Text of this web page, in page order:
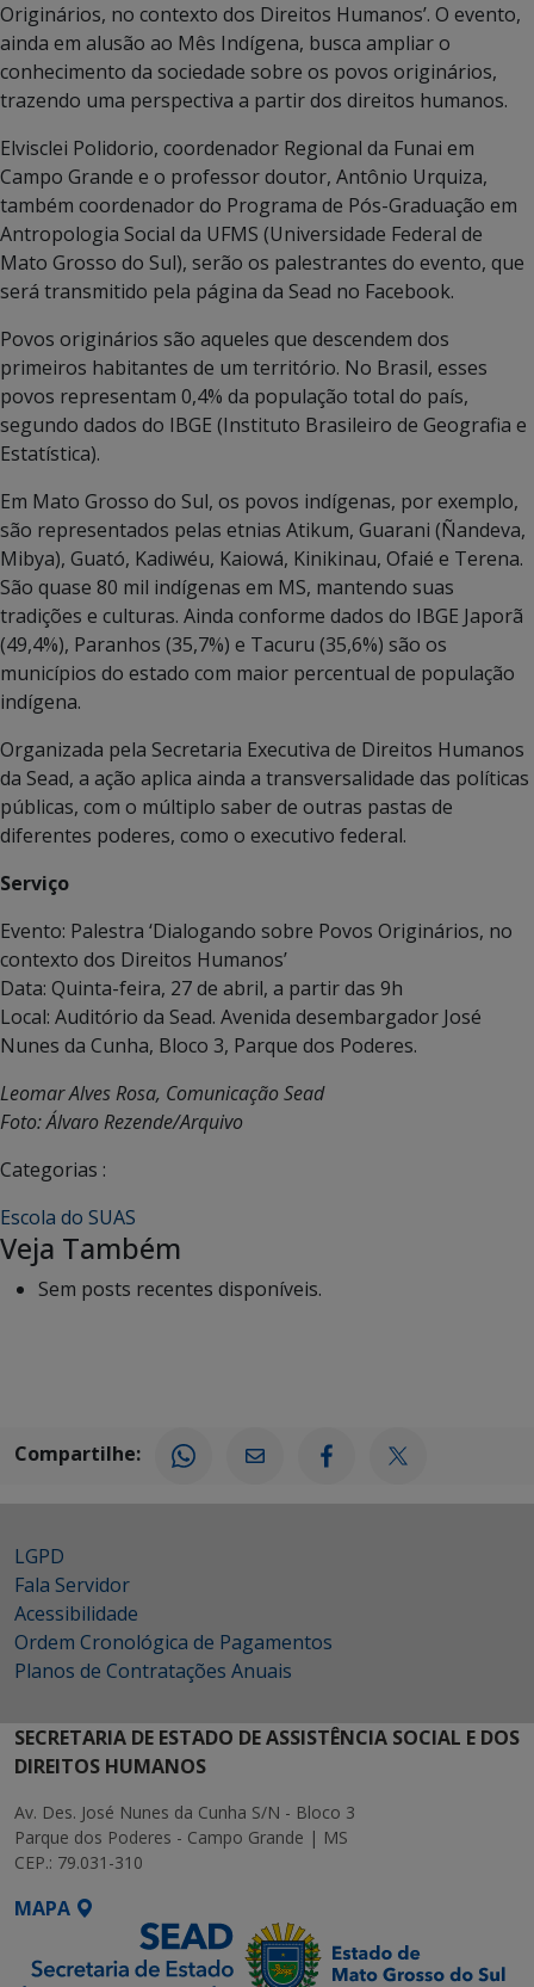
Originários, no contexto dos Direitos Humanos’. O evento,
ainda em alusão ao Mês Indígena, busca ampliar o
conhecimento da sociedade sobre os povos originários,
trazendo uma perspectiva a partir dos direitos humanos.
Elvisclei Polidorio, coordenador Regional da Funai em
Campo Grande e o professor doutor, Antônio Urquiza,
também coordenador do Programa de Pós-Graduação em
Antropologia Social da UFMS (Universidade Federal de
Mato Grosso do Sul), serão os palestrantes do evento, que
será transmitido pela página da Sead no Facebook.
Povos originários são aqueles que descendem dos
primeiros habitantes de um território. No Brasil, esses
povos representam 0,4% da população total do país,
segundo dados do IBGE (Instituto Brasileiro de Geografia e
Estatística).
Em Mato Grosso do Sul, os povos indígenas, por exemplo,
são representados pelas etnias Atikum, Guarani (Ñandeva,
Mibya), Guató, Kadiwéu, Kaiowá, Kinikinau, Ofaié e Terena.
São quase 80 mil indígenas em MS, mantendo suas
tradições e culturas. Ainda conforme dados do IBGE Japorã
(49,4%), Paranhos (35,7%) e Tacuru (35,6%) são os
municípios do estado com maior percentual de população
indígena.
Organizada pela Secretaria Executiva de Direitos Humanos
da Sead, a ação aplica ainda a transversalidade das políticas
públicas, com o múltiplo saber de outras pastas de
diferentes poderes, como o executivo federal.
Serviço
Evento: Palestra ‘Dialogando sobre Povos Originários, no
contexto dos Direitos Humanos’
Data: Quinta-feira, 27 de abril, a partir das 9h
Local: Auditório da Sead. Avenida desembargador José
Nunes da Cunha, Bloco 3, Parque dos Poderes.
Leomar Alves Rosa, Comunicação Sead
Foto: Álvaro Rezende/Arquivo
Categorias :
Escola do SUAS
Veja Também
Sem posts recentes disponíveis.
Compartilhe:
LGPD
Fala Servidor
Acessibilidade
Ordem Cronológica de Pagamentos
Planos de Contratações Anuais
SECRETARIA DE ESTADO DE ASSISTÊNCIA SOCIAL E DOS
DIREITOS HUMANOS
Av. Des. José Nunes da Cunha S/N - Bloco 3
Parque dos Poderes - Campo Grande | MS
CEP.: 79.031-310
MAPA